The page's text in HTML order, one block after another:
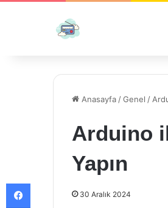
Anasayfa /Genel /
Arduino
Yapın
30 Aralık 2024
Facebook